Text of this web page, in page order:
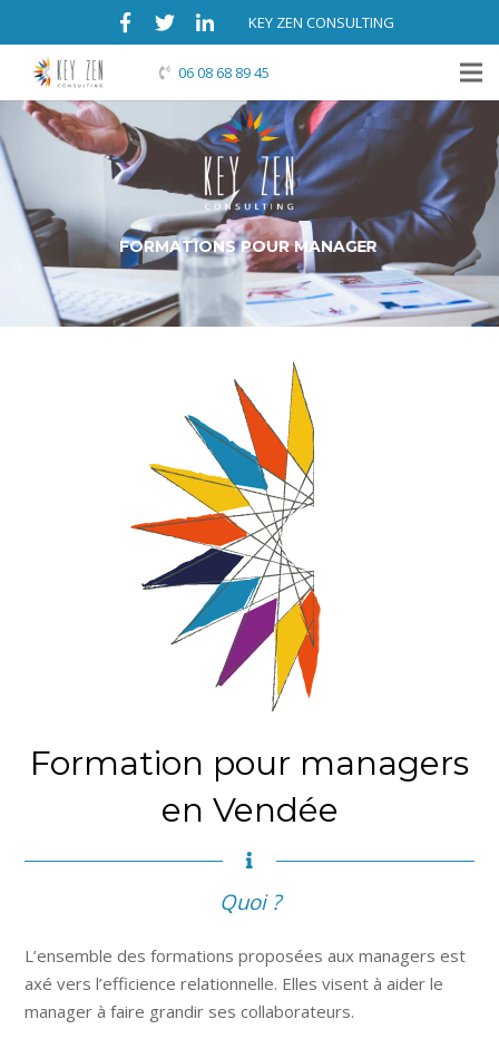
KEY ZEN CONSULTING
06 08 68 89 45
FORMATIONS POUR MANAGER
Formation pour managers
en Vendée
Quoi ?
L’ensemble des formations proposées aux managers est
axé vers l’efficience relationnelle. Elles visent à aider le
manager à faire grandir ses collaborateurs.